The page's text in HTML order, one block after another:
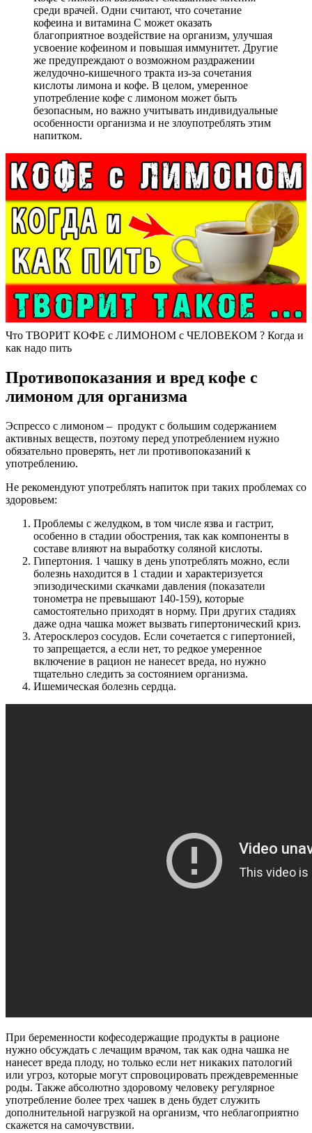
среди врачей. Одни считают, что сочетание
кофеина и витамина C может оказать
благоприятное воздействие на организм, улучшая
усвоение кофеином и повышая иммунитет. Другие
же предупреждают о возможном раздражении
желудочно-кишечного тракта из-за сочетания
кислоты лимона и кофе. В целом, умеренное
употребление кофе с лимоном может быть
безопасным, но важно учитывать индивидуальные
особенности организма и не злоупотреблять этим
напитком.
Что ТВОРИТ КОФЕ с ЛИМОНОМ с ЧЕЛОВЕКОМ ? Когда и
как надо пить
Противопоказания и вред кофе с
лимоном для организма
Эспрессо с лимоном – продукт с большим содержанием
активных веществ, поэтому перед употреблением нужно
обязательно проверять, нет ли противопоказаний к
употреблению.
Не рекомендуют употреблять напиток при таких проблемах со
здоровьем:
Проблемы с желудком, в том числе язва и гастрит,
особенно в стадии обострения, так как компоненты в
составе влияют на выработку соляной кислоты.
Гипертония. 1 чашку в день употреблять можно, если
болезнь находится в 1 стадии и характеризуется
эпизодическими скачками давления (показатели
тонометра не превышают 140-159), которые
самостоятельно приходят в норму. При других стадиях
даже одна чашка может вызвать гипертонический криз.
Атеросклероз сосудов. Если сочетается с гипертонией,
то запрещается, а если нет, то редкое умеренное
включение в рацион не нанесет вреда, но нужно
тщательно следить за состоянием организма.
Ишемическая болезнь сердца.
При беременности кофесодержащие продукты в рационе
нужно обсуждать с лечащим врачом, так как одна чашка не
нанесет вреда плоду, но только если нет никаких патологий
или угроз, которые могут спровоцировать преждевременные
роды. Также абсолютно здоровому человеку регулярное
употребление более трех чашек в день будет служить
дополнительной нагрузкой на организм, что неблагоприятно
скажется на самочувствии.